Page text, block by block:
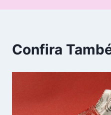
Confira